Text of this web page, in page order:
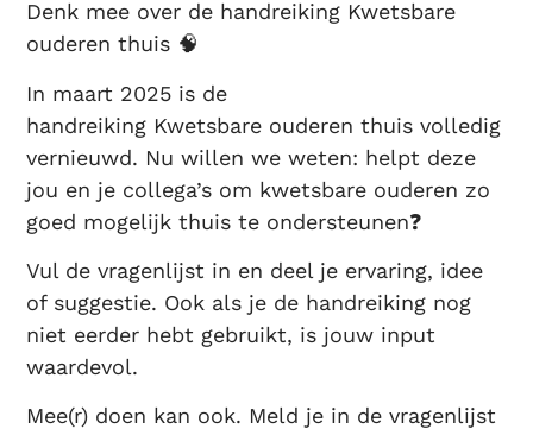
Denk mee over de handreiking Kwetsbare
ouderen thuis 🧠
In maart 2025 is de
handreiking Kwetsbare ouderen thuis volledig
vernieuwd. Nu willen we weten: helpt deze
jou en je collega’s om kwetsbare ouderen zo
goed mogelijk thuis te ondersteunen❓
Vul de vragenlijst in en deel je ervaring, idee
of suggestie. Ook als je de handreiking nog
niet eerder hebt gebruikt, is jouw input
waardevol.
Mee(r) doen kan ook. Meld je in de vragenlijst